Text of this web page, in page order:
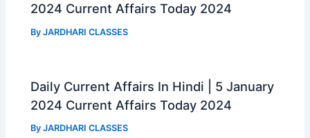
2024 Current Affairs Today 2024
ByJARDHARI CLASSES
Daily Current Affairs In Hindi | 5 January
2024 Current Affairs Today 2024
ByJARDHARI CLASSES